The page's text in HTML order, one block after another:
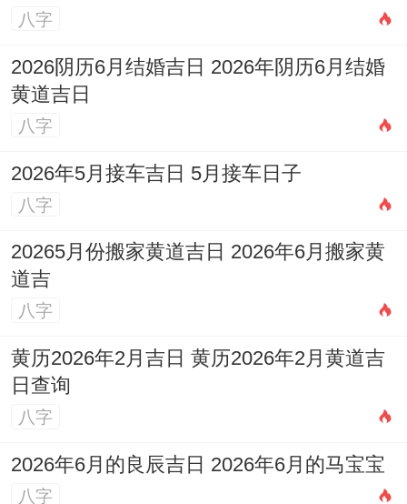
我知道的是，特别注意
跟所选日
子的关系...必须避开跟宝宝生肖相冲的日子
（就像…相同属鼠的宝宝避开午日,属牛的宝
宝避开未日）,共同也应尽量避开跟父母生肖
相冲的日子；以保家庭与睦，宴会顺利.
可巧妙运用
来增强会场正能量。
依据宝宝的五行喜用、摆放相应的吉祥物或
装饰:喜金可用金属饰品，喜木可用绿色植
物、喜水可设小型水景或蓝色装饰，喜火可
用红色系布置、喜土可用陶瓷玉石摆件。
周岁宴的禁忌同注意事项
代的注意事项需要留心:
八字
2026阴历6月结婚吉日 2026年阴历6月结婚
黄道吉日
八字
2026年5月接车吉日 5月接车日子
八字
20265月份搬家黄道吉日 2026年6月搬家黄
道吉
八字
黄历2026年2月吉日 黄历2026年2月黄道吉
日查询
八字
2026年6月的良辰吉日 2026年6月的马宝宝
八字